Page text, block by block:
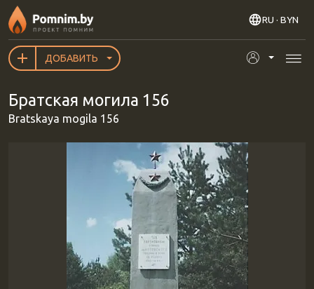
Перейти к основному содержанию
RU · BYN
ДОБАВИТЬ
Братская могила 156
Bratskaya mogila 156